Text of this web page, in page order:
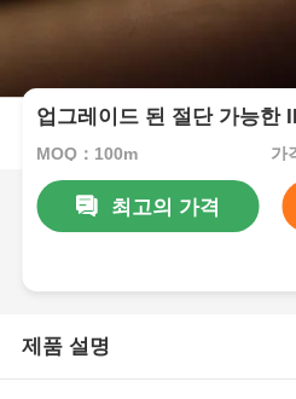
업그레이드 된 절단 가능한
MOQ：100m
최고의 가격
제품 설명